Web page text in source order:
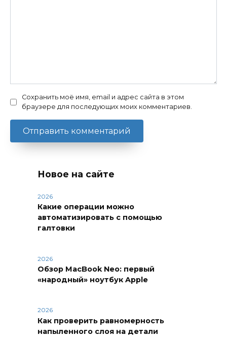
Сохранить моё имя, email и адрес сайта в этом
браузере для последующих моих комментариев.
Новое на сайте
2026
Какие операции можно
автоматизировать с помощью
галтовки
2026
Обзор MacBook Neo: первый
«народный» ноутбук Apple
2026
Как проверить равномерность
напыленного слоя на детали